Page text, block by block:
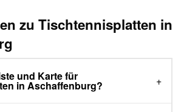
zu Tischtennisplatten in
und Karte für
in Aschaffenburg?